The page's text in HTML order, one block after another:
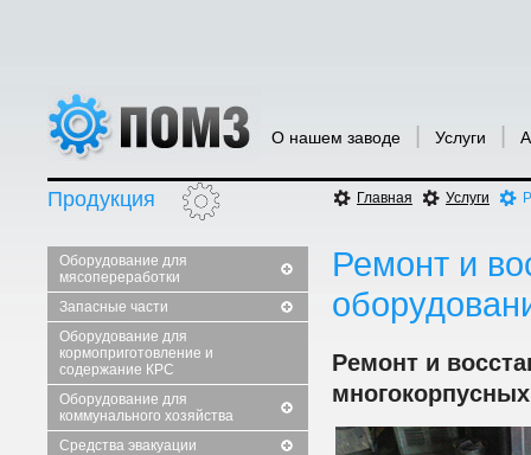
О нашем заводе Услуги
Продукция
Оборудование для
мясопереработки
Запасные части
Оборудование для
кормоприготовление и
содержание КРС
Оборудование для
коммунального хозяйства
Средства эвакуации
Главная Услуги
Ремонт и
Ремонт и